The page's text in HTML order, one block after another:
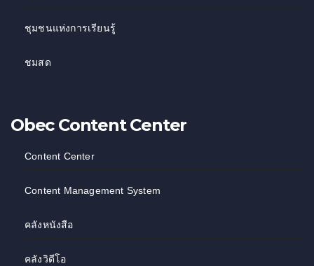
ชุมชนแห่งการเรียนรู้
ชมสด
Obec Content Center
Content Center
Content Management System
คลังหนังสือ
คลังวิดีโอ